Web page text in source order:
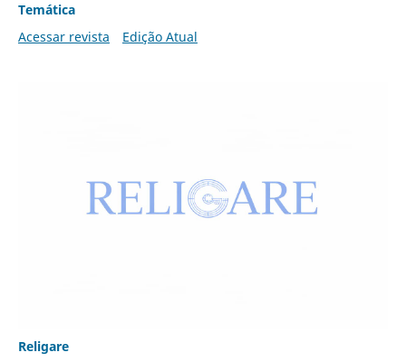
Temática
Acessar revista
Edição Atual
Religare